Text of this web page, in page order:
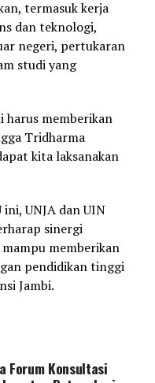
termasuk kerja
dan teknologi,
negeri, pertukaran
studi yang
harus memberikan
Tridharma
kita laksanakan
UNJA dan UIN
sinergi
memberikan
pendidikan tinggi
Jambi.
Forum Konsultasi